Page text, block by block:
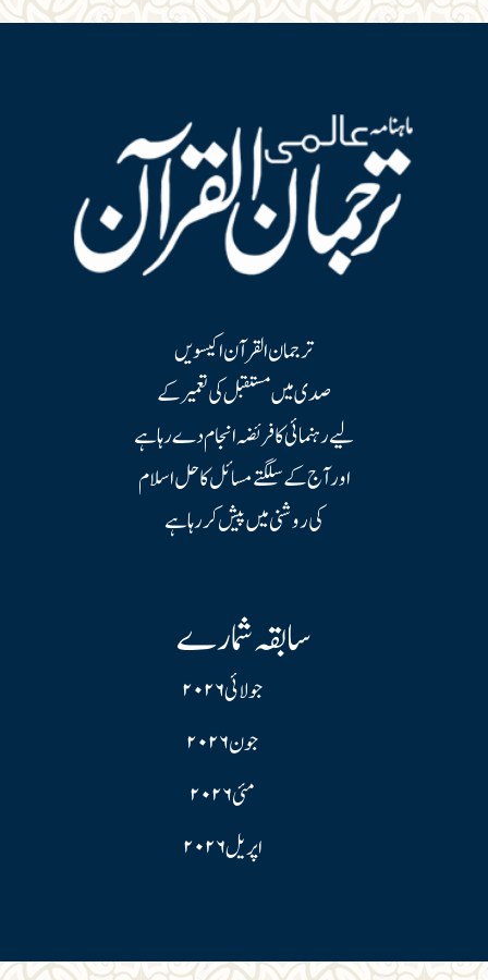
ترجمان القرآن اکیسویں
صدی میں مستقبل کی تعمیر کے
لیے رہنمائی کا فریضہ انجام دے رہا ہے
اور آج کے سلگتے مسائل کا حل اسلام
کی روشنی میں پیش کر رہا ہے
سابقہ شمارے
جولائی ۲۰۲۶
جون ۲۰۲۶
مئی ۲۰۲۶
اپریل ۲۰۲۶